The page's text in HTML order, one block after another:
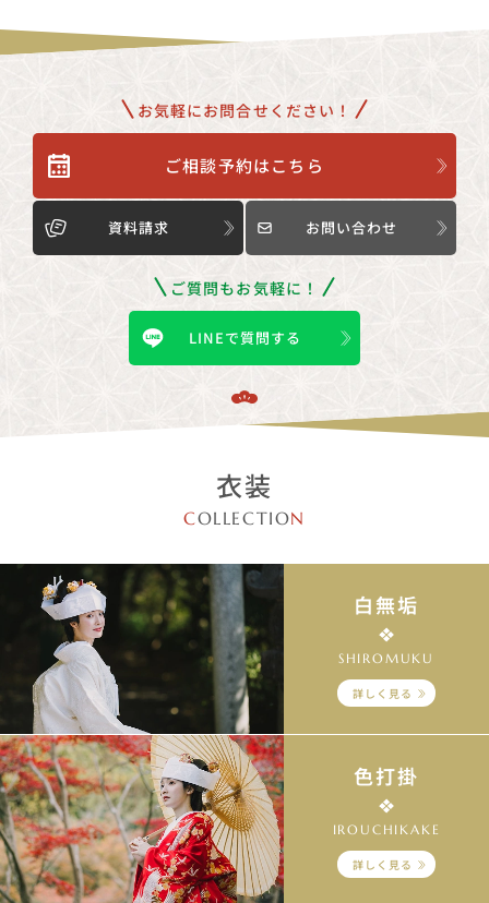
お気軽にお問合せください！
ご相談予約はこちら
資料請求 お問い合わせ
ご質問もお気軽に！
LINEで質問する
衣装
COLLECTION
白無垢
SHIROMUKU
詳しく見る
色打掛
IROUCHIKAKE
詳しく見る